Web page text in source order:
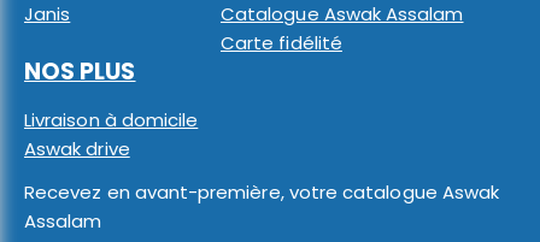
Janis
Catalogue Aswak Assalam
Carte fidélité
NOS PLUS
Livraison à domicile
Aswak drive
Recevez en avant-première, votre catalogue Aswak
Assalam